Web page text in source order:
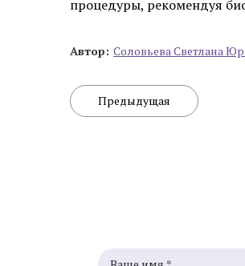
процедуры, рекомендуя
Автор: Cоловьева Cветлана
Предыдущая